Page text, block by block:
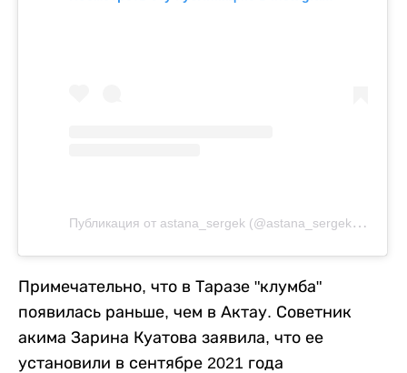
П
убликация от astana_sergek (@astana_sergek_kaz)
Примечательно, что в Таразе "клумба"
появилась раньше, чем в Актау. Советник
акима Зарина Куатова заявила, что ее
установили в сентябре 2021 года